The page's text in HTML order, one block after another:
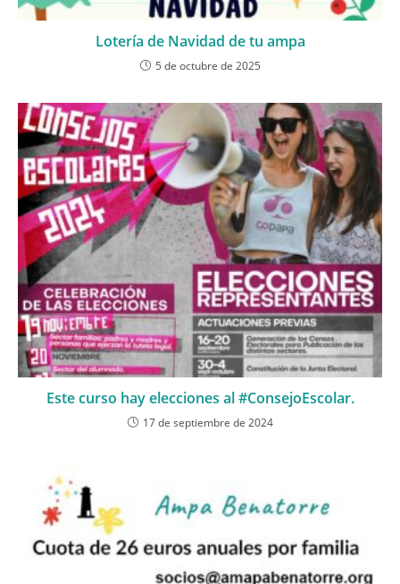
Lotería de Navidad de tu ampa
5 de octubre de 2025
Este curso hay elecciones al #ConsejoEscolar.
17 de septiembre de 2024